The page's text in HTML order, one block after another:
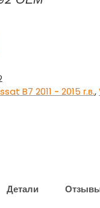
B7 2011 - 2015 г.в.,
Детали